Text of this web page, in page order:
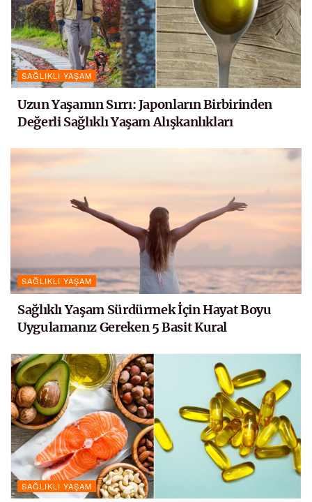
SAĞLIKLI YAŞAM
Uzun Yaşamın Sırrı: Japonların Birbirinden
Değerli Sağlıklı Yaşam Alışkanlıkları
SAĞLIKLI YAŞAM
Sağlıklı Yaşam Sürdürmek İçin Hayat Boyu
Uygulamanız Gereken 5 Basit Kural
SAĞLIKLI YAŞAM